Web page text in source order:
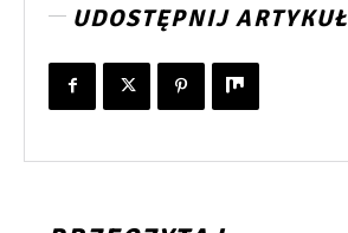
UDOSTĘPNIJ ARTYKUŁ